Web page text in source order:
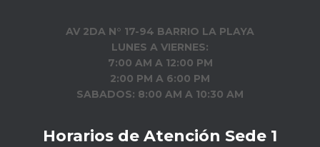
AV 2DA N° 17-94 BARRIO LA PLAYA
LUNES A VIERNES:
7:00 AM A 12:00 PM
2:00 PM A 6:00 PM
SABADOS: 8:00 AM A 10:30 AM
Horarios de Atención Sede 1